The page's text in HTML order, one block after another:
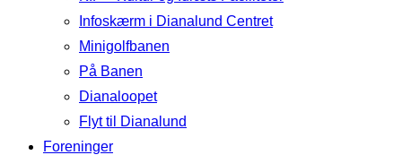
Infoskærm i Dianalund Centret
Minigolfbanen
På Banen
Dianaloopet
Flyt til Dianalund
Foreninger